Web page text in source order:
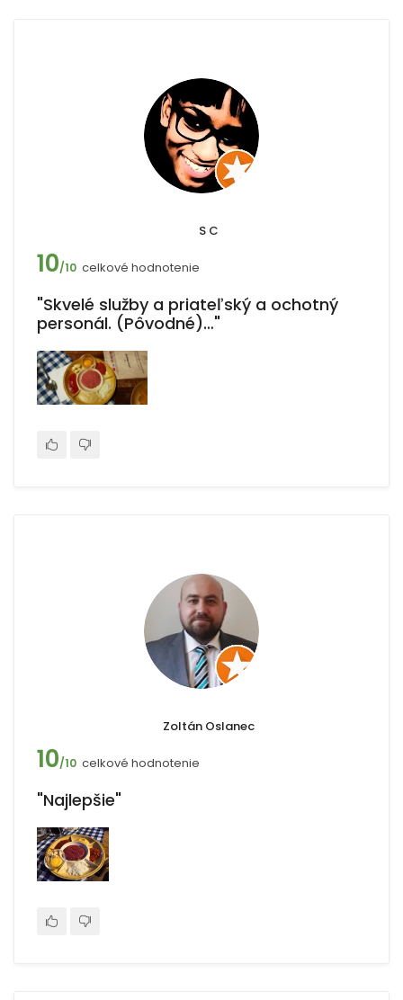
S C
10/10 celkové hodnotenie
"Skvelé služby a priateľský a ochotný
personál. (Pôvodné)…"
Zoltán Oslanec
10/10 celkové hodnotenie
"Najlepšie"